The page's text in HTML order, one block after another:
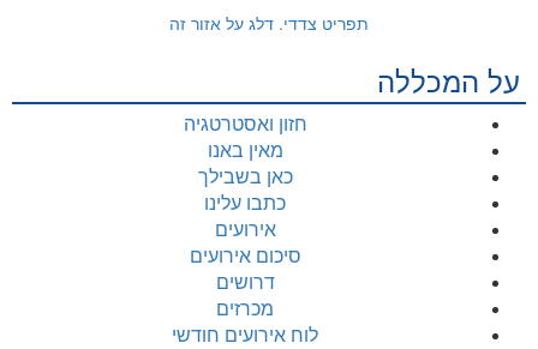
תפריט צדדי. דלג על אזור זה
על המכללה
חזון ואסטרטגיה
מאין באנו
כאן בשבילך
כתבו עלינו
אירועים
סיכום אירועים
דרושים
מכרזים
לוח אירועים חודשי